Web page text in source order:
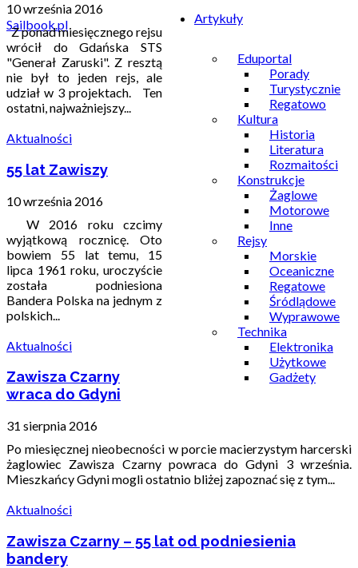
Sailbook.pl Artykuły
Eduportal
Porady
Turystycznie
Regatowo
Kultura
Historia
Literatura
Rozmaitości
Konstrukcje
Żaglowe
Motorowe
Inne
Rejsy
Morskie
Oceaniczne
Regatowe
Śródlądowe
Wyprawowe
Technika
Elektronika
Użytkowe
Gadżety
10 września 2016
Z ponad miesięcznego rejsu
wrócił do Gdańska STS
"Generał Zaruski". Z resztą
nie był to jeden rejs, ale
udział w 3 projektach. Ten
ostatni, najważniejszy...
Aktualności
55 lat Zawiszy
10 września 2016
W 2016 roku czcimy
wyjątkową rocznicę. Oto
bowiem 55 lat temu, 15
lipca 1961 roku, uroczyście
została podniesiona
Bandera Polska na jednym z
polskich...
Aktualności
Zawisza Czarny
wraca do Gdyni
31 sierpnia 2016
Po miesięcznej nieobecności w porcie macierzystym harcerski
żaglowiec Zawisza Czarny powraca do Gdyni 3 września.
Mieszkańcy Gdyni mogli ostatnio bliżej zapoznać się z tym...
Aktualności
Zawisza Czarny – 55 lat od podniesienia
bandery